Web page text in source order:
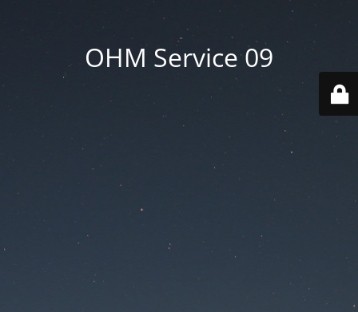
OHM Service 09